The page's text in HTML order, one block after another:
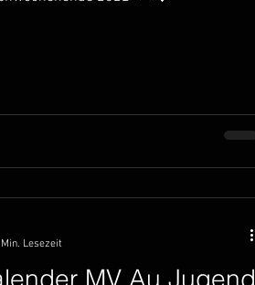
MV Au Jugend
Min. Lesezeit